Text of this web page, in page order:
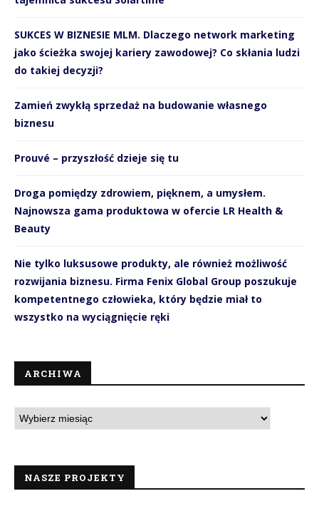
SUKCES W BIZNESIE MLM. Dlaczego network marketing
jako ścieżka swojej kariery zawodowej? Co skłania ludzi
do takiej decyzji?
Zamień zwykłą sprzedaż na budowanie własnego
biznesu
Prouvé – przyszłość dzieje się tu
Droga pomiędzy zdrowiem, pięknem, a umysłem.
Najnowsza gama produktowa w ofercie LR Health &
Beauty
Nie tylko luksusowe produkty, ale również możliwość
rozwijania biznesu. Firma Fenix Global Group poszukuje
kompetentnego człowieka, który będzie miał to
wszystko na wyciągnięcie ręki
ARCHIWA
NASZE PROJEKTY